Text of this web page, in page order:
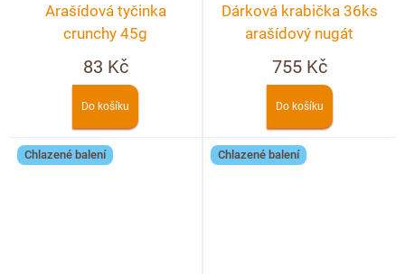
Arašídová tyčinka
crunchy 45g
83 Kč
Do košíku
Dárková krabička 36ks
arašídový nugát
755 Kč
Do košíku
Chlazené balení Chlazené balení